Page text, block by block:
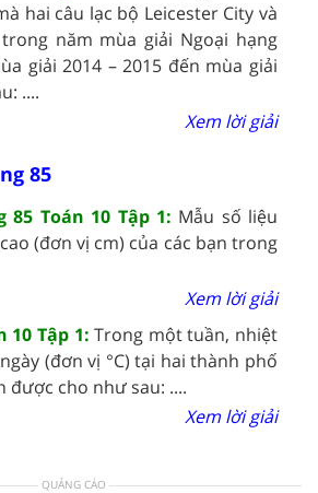
hai câu lạc bộ Leicester City và
năm mùa giải Ngoại hạng
giải 2014 – 2015 đến mùa giải
....
Xem lời giải
85
Toán 10 Tập 1: Mẫu số liệu
(đơn vị cm) của các bạn trong
Xem lời giải
10 Tập 1: Trong một tuần, nhiệt
(đơn vị °C) tại hai thành phố
được cho như sau: ....
Xem lời giải
QUẢNG CÁO